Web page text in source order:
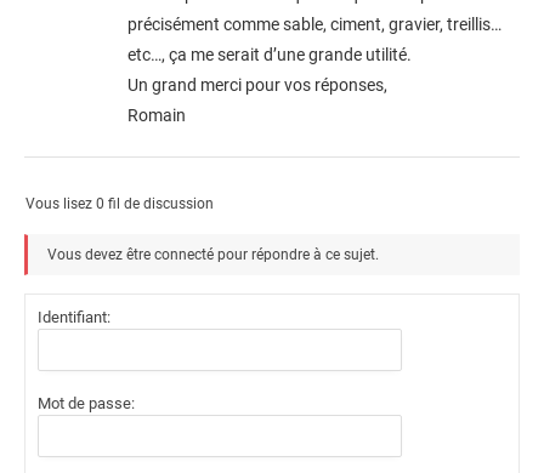
précisément comme sable, ciment, gravier, treillis…
etc…, ça me serait d’une grande utilité.
Un grand merci pour vos réponses,
Romain
Vous lisez 0 fil de discussion
Vous devez être connecté pour répondre à ce sujet.
Identifiant:
Mot de passe: